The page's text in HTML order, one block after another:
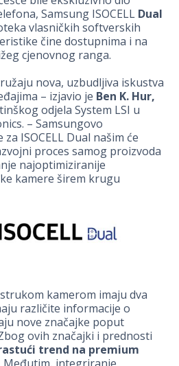
Samsung ISOCELL Dual
vlasničkih softverskih
čine dostupnima i na
cjenovnog ranga.
nova, uzbudljiva iskustva
– izjavio je Ben K. Hur,
odjela System LSI u
– Samsungovo
ISOCELL Dual našim će
proces samog proizvoda
najoptimiziranije
kamere širem krugu
kamerom imaju dva
različite informacije o
nove značajke poput
ovih značajki i prednosti
trend na premium